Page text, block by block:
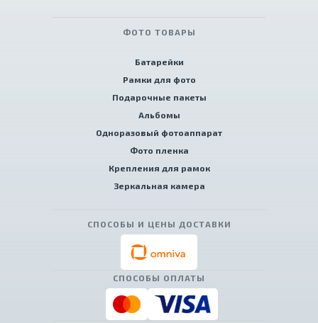
ФОТО ТОВАРЫ
Батарейки
Рамки для фото
Подарочные пакеты
Альбомы
Одноразовый фотоаппарат
Фото пленка
Крепления для рамок
Зеркальная камера
СПОСОБЫ И ЦЕНЫ ДОСТАВКИ
СПОСОБЫ ОПЛАТЫ